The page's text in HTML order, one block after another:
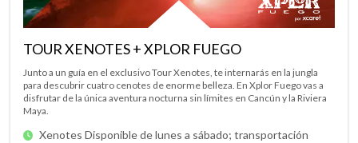
TOUR XENOTES + XPLOR FUEGO
Junto a un guía en el exclusivo Tour Xenotes, te internarás en la jungla
para descubrir cuatro cenotes de enorme belleza. En Xplor Fuego vas a
disfrutar de la única aventura nocturna sin límites en Cancún y la Riviera
Maya.
Xenotes Disponible de lunes a sábado; transportación